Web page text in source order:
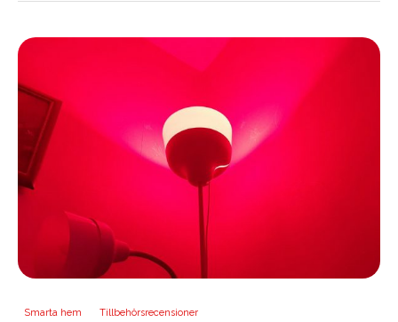
Smarta hem Tillbehörsrecensioner